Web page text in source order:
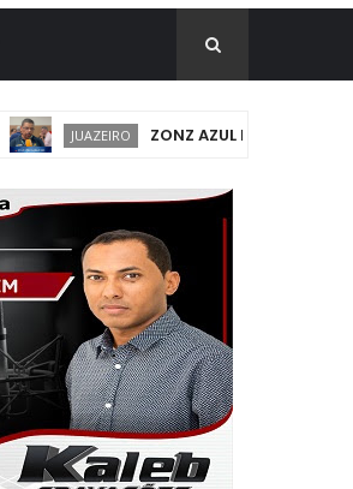
JUAZEIRO ZONZ AZUL EM JUAZEIRO: